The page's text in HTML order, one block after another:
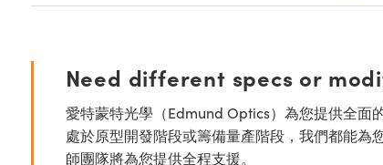
Need different specs or
愛特蒙特光學（Edmund Optics）為您提供全面
處於原型開發階段或籌備量產階段，我們都能
師團隊將為您提供全程支援。